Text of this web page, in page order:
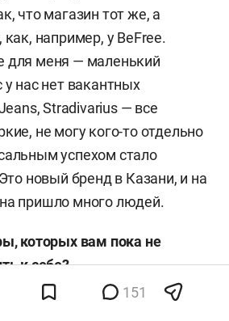
что магазин тот же, а
например, у BeFree.
для меня — маленький
нас нет вакантных
Stradivarius — все
не могу кого-то отдельно
успехом стало
новый бренд в Казани, и на
пришло много людей.
которых вам пока не
к себе?
количество брендов,
151